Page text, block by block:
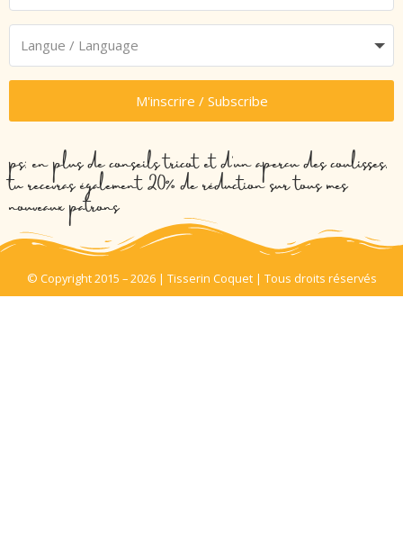
M'inscrire / Subscribe
ps: en plus de conseils tricot et d’un aperçu des coulisses,
tu recevras également 20% de réduction sur tous mes
nouveaux patrons
© Copyright 2015 – 2026 | Tisserin Coquet | Tous droits réservés